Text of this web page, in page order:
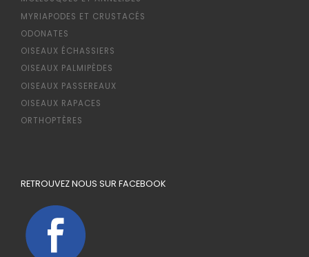
MYRIAPODES ET CRUSTACÉS
ODONATES
OISEAUX ÉCHASSIERS
OISEAUX PALMIPÈDES
OISEAUX PASSEREAUX
OISEAUX RAPACES
ORTHOPTÈRES
RETROUVEZ NOUS SUR FACEBOOK